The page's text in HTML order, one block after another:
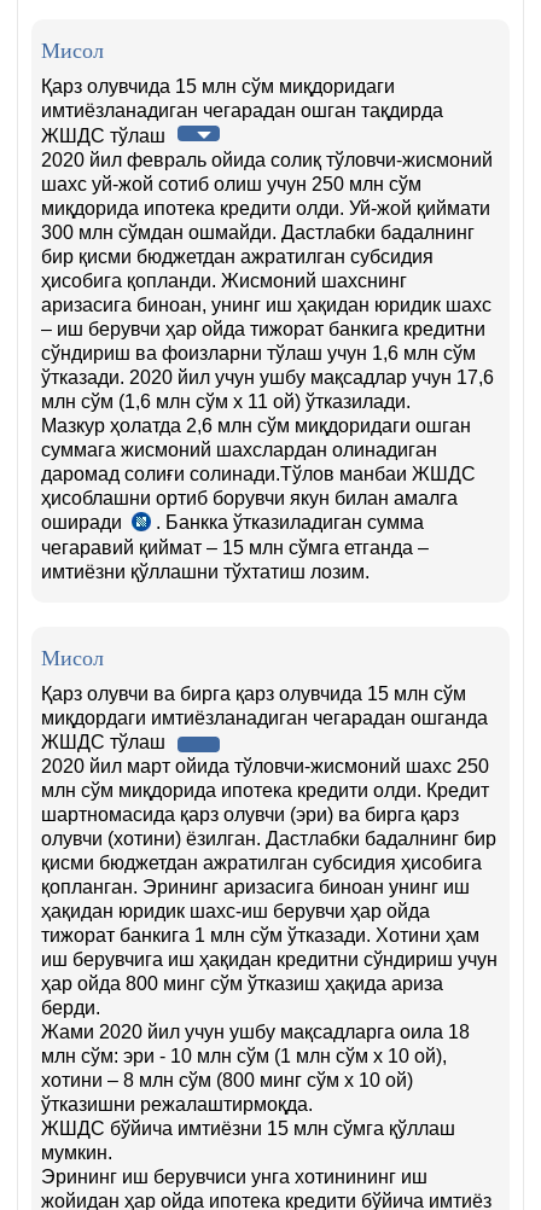
Мисол
Қарз олувчида 15 млн сўм миқдоридаги
имтиёзланадиган чегарадан ошган тақдирда
ЖШДС тўлаш
2020 йил февраль ойида солиқ тўловчи-жисмоний
шахс уй-жой сотиб олиш учун 250 млн сўм
миқдорида ипотека кредити олди. Уй-жой қиймати
300 млн сўмдан ошмайди. Дастлабки бадалнинг
бир қисми бюджетдан ажратилган субсидия
ҳисобига қопланди. Жисмоний шахснинг
аризасига биноан, унинг иш ҳақидан юридик шахс
– иш берувчи ҳар ойда тижорат банкига кредитни
сўндириш ва фоизларни тўлаш учун 1,6 млн сўм
ўтказади. 2020 йил учун ушбу мақсадлар учун 17,6
млн сўм (1,6 млн сўм х 11 ой) ўтказилади.
Мазкур ҳолатда 2,6 млн сўм миқдоридаги ошган
суммага жисмоний шахслардан олинадиган
даромад солиғи солинади.Тўлов манбаи ЖШДС
ҳисоблашни ортиб борувчи якун билан амалга
оширади
СК
388-
м.
. Банкка ўтказиладиган сумма
чегаравий қиймат – 15 млн сўмга етганда –
имтиёзни қўллашни тўхтатиш лозим.
Мисол
Қарз олувчи ва бирга қарз олувчида 15 млн сўм
миқдордаги имтиёзланадиган чегарадан ошганда
ЖШДС тўлаш
2020 йил март ойида тўловчи-жисмоний шахс 250
млн сўм миқдорида ипотека кредити олди. Кредит
шартномасида қарз олувчи (эри) ва бирга қарз
олувчи (хотини) ёзилган. Дастлабки бадалнинг бир
қисми бюджетдан ажратилган субсидия ҳисобига
қопланган. Эрининг аризасига биноан унинг иш
ҳақидан юридик шахс-иш берувчи ҳар ойда
тижорат банкига 1 млн сўм ўтказади. Хотини ҳам
иш берувчига иш ҳақидан кредитни сўндириш учун
ҳар ойда 800 минг сўм ўтказиш ҳақида ариза
берди.
Жами 2020 йил учун ушбу мақсадларга оила 18
млн сўм: эри - 10 млн сўм (1 млн сўм х 10 ой),
хотини – 8 млн сўм (800 минг сўм х 10 ой)
ўтказишни режалаштирмоқда.
ЖШДС бўйича имтиёзни 15 млн сўмга қўллаш
мумкин.
Эрининг иш берувчиси унга хотинининг иш
жойидан ҳар ойда ипотека кредити бўйича имтиёз